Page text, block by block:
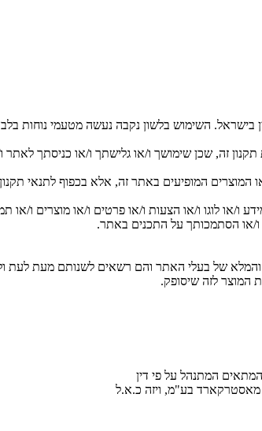
בישראל. השימוש בלשון נקבה נעשה מטעמי נוחות
זה, שכן שימושך ו/או גלישתך ו/או כניסתך
המוצרים המופיעים באתר זה, אלא בכפוף לתנאי
או לוגו ו/או הצעות ו/או פרטים ו/או מוצרים ו/או
או הסתמכותך על התכנים באתר.
והמלא של בעלי האתר והם רשאים לשנותם מעת לעת
המוצר לזה שיסופק.
בע"מ, ויזה כ.א.ל